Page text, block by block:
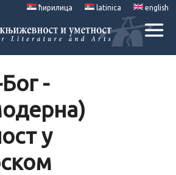
ћирилица latinica english
-
у